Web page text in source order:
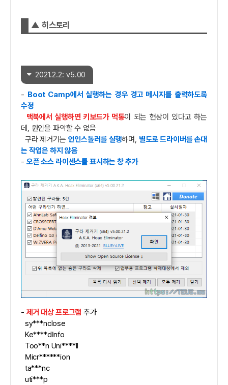
▲ 히스토리
2021.2.2: v5.00
Boot Camp에서 실행하는 경우 경고 메시지를 출력하도록
수정
맥북에서 실행하면 키보드가 먹통이 되는 현상이 있다고 하는
데, 원인을 파악할 수 없음
구라 제거기는 언인스톨러를 실행하며, 별도로 드라이버를 손대
는 작업은 하지 않음
오픈 소스 라이센스를 표시하는 창 추가
제거 대상 프로그램 추가
sy***nclose
Ke****dInfo
Too**n Uni****ll
Micr******ion
ta***nc
uti***p